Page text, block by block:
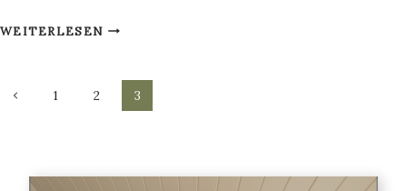
WEITERLESENUPCYCLING
KEKSDOSE
TEEBOX
Seitennavigation
Vorherige
1 2 3